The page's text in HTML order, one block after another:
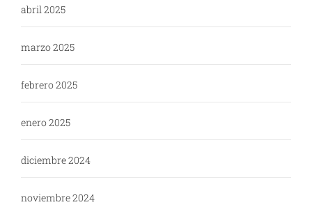
abril 2025
marzo 2025
febrero 2025
enero 2025
diciembre 2024
noviembre 2024